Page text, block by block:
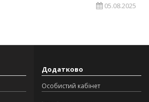
05.08.2025
Додатково
Особистий кабінет